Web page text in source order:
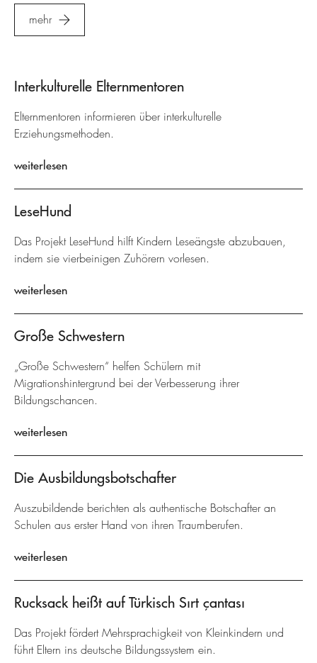
mehr
Interkulturelle Elternmentoren
Elternmentoren informieren über interkulturelle
Erziehungsmethoden.
weiterlesen
LeseHund
Das Projekt LeseHund hilft Kindern Leseängste abzubauen,
indem sie vierbeinigen Zuhörern vorlesen.
weiterlesen
Große Schwestern
„Große Schwestern“ helfen Schülern mit
Migrationshintergrund bei der Verbesserung ihrer
Bildungschancen.
weiterlesen
Die Ausbildungsbotschafter
Auszubildende berichten als authentische Botschafter an
Schulen aus erster Hand von ihren Traumberufen.
weiterlesen
Rucksack heißt auf Türkisch Sırt çantası
Das Projekt fördert Mehrsprachigkeit von Kleinkindern und
führt Eltern ins deutsche Bildungssystem ein.